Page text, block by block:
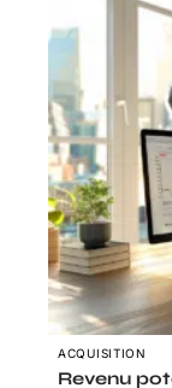
ACQUISITION
Revenu